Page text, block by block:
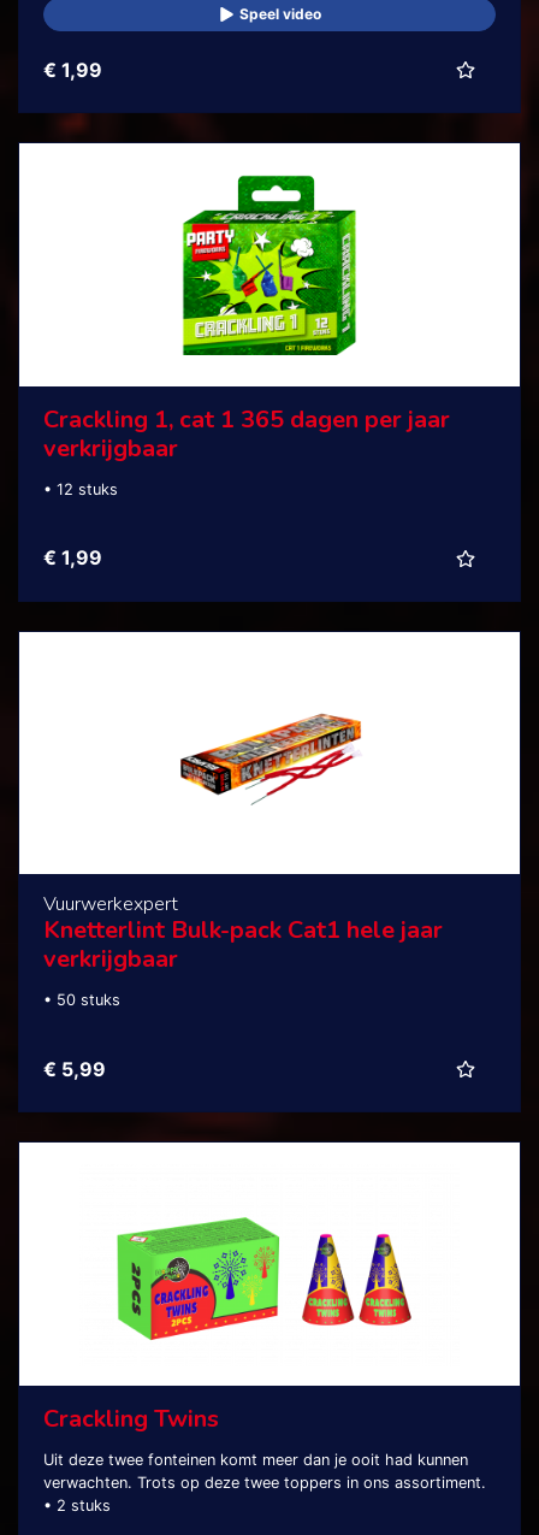
Speel video
€ 1,99
Crackling 1, cat 1 365 dagen per jaar
verkrijgbaar
• 12 stuks
€ 1,99
Vuurwerkexpert
Knetterlint Bulk-pack Cat1 hele jaar
verkrijgbaar
• 50 stuks
€ 5,99
Crackling Twins
Uit deze twee fonteinen komt meer dan je ooit had kunnen
verwachten. Trots op deze twee toppers in ons assortiment.
• 2 stuks